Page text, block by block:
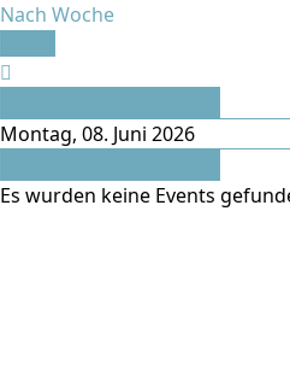
Nach Woche
Montag, 08. Juni 2026
Es wurden keine Events